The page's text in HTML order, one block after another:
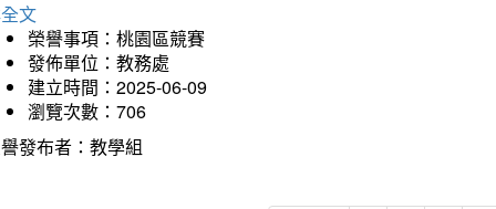
文
榮譽事項：桃園區競賽
發佈單位：教務處
建立時間：2025-06-09
瀏覽次數：706
發布者：教學組